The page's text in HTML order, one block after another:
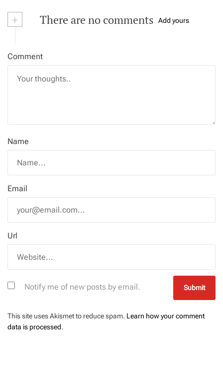
+ There are no comments Add yours
Comment
Name
Email
Url
Notify me of new posts by email.
This site uses Akismet to reduce spam. Learn how your comment
data is processed.